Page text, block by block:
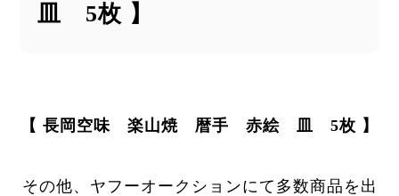
皿 5枚 】
【 長岡空味 楽山焼 暦手 赤絵 皿 5枚 】
その他、ヤフーオークションにて多数商品を出